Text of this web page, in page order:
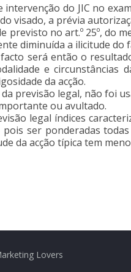
do JIC no
visado, a prévia
previsto no art.º 25º, do
diminuída a ilicitude do
será então o
e circunstâncias
da acção.
previsão legal, não foi
ou avultado.
legal índices
ser ponderadas
da acção típica tem
Lovers